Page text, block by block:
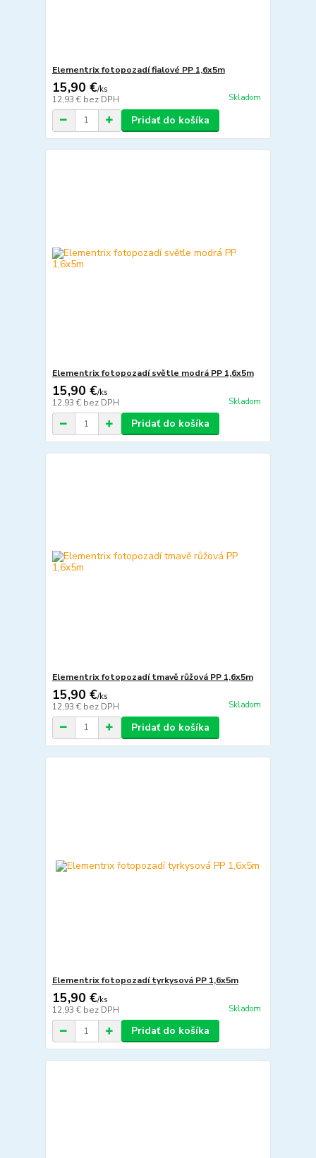
Elementrix fotopozadí fialové PP 1,6x5m
15,90 €/ks
12,93 € bez DPH Skladom
Pridať do košíka
Elementrix fotopozadí světle modrá PP 1,6x5m
15,90 €/ks
12,93 € bez DPH Skladom
Pridať do košíka
Elementrix fotopozadí tmavě růžová PP 1,6x5m
15,90 €/ks
12,93 € bez DPH Skladom
Pridať do košíka
Elementrix fotopozadí tyrkysová PP 1,6x5m
15,90 €/ks
12,93 € bez DPH Skladom
Pridať do košíka